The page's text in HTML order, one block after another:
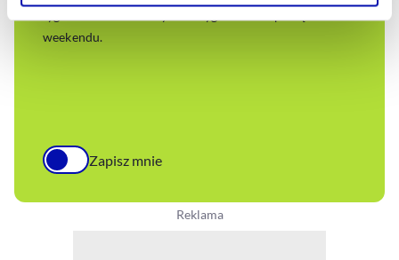
naszejPolityce Prywatności